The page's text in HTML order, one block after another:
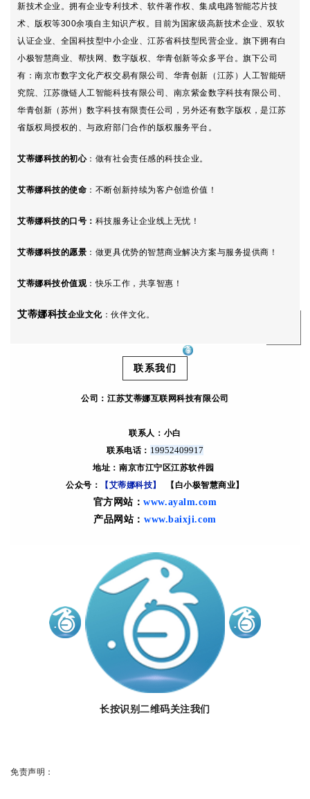
新技术企业。拥有企业专利技术、软件著作权、集成电路智能芯片技
术、版权等300余项自主知识产权。目前为国家级高新技术企业、双软
认证企业、全国科技型中小企业、江苏省科技型民营企业。旗下拥有白
小极智慧商业、帮扶网、数字版权、华青创新等众多平台。旗下公司
有：南京市数字文化产权交易有限公司、 华青创新（江苏）人工智能研
究院、江苏微链人工智能科技有限公司、南京紫金数字科技有限公司、
华青创新（苏州）数字科技有限责任公司，另外还有数字版权，是江苏
省版权局授权的、与政府部门合作的版权服务平台。
艾蒂娜科技的初心： 做有社会责任感的科技企业。
艾蒂娜科技的使命 ：不断创新持续为客户创造价值！
艾蒂娜科技的口号 ： 科技服务让企业线上无忧！
艾蒂娜科技的愿景 ：做更具优势的智慧商业解决方案与服务提供商！
艾蒂娜科技价值观：快乐工作，共享智惠！
艾蒂娜科技企业文化：伙伴文化。
联系我们
公司： 江苏艾蒂娜互联网科技有限公司
联系人：小白
联系电话： 19952409917
地址：南京市江宁区江苏软件园
公众号：
【艾蒂娜科技】 【白小极智慧商业】
官方网站：www.ayalm.com
产品网站：www.baixji.com
长按识别二维码关注我们
免责声明：